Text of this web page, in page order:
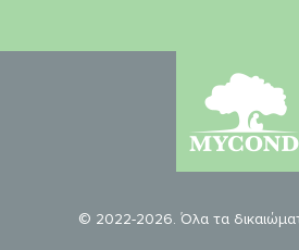
© 2022-2026. Όλα τα